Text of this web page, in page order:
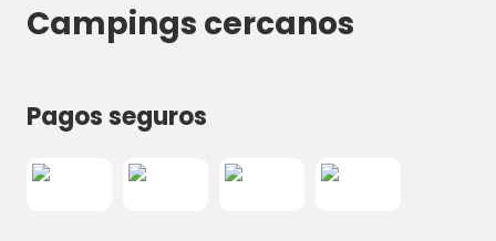
Campings cercanos
Pagos seguros